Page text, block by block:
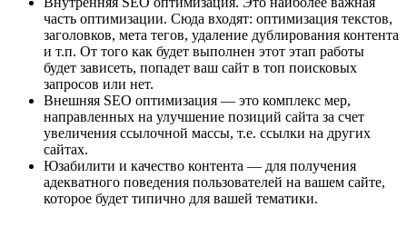
часть оптимизации. Сюда входят: оптимизация текстов,
заголовков, мета тегов, удаление дублирования контента
и т.п. От того как будет выполнен этот этап работы
будет зависеть, попадет ваш сайт в топ поисковых
запросов или нет.
Внешняя SEO оптимизация — это комплекс мер,
направленных на улучшение позиций сайта за счет
увеличения ссылочной массы, т.е. ссылки на других
сайтах.
Юзабилити и качество контента — для получения
адекватного поведения пользователей на вашем сайте,
которое будет типично для вашей тематики.